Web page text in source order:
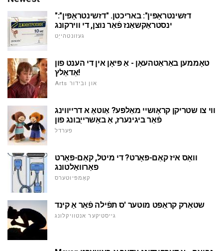
"דזשינטראָפּין": באריכטן. "דזשינטראָפּין":
ינסטראַקשאַנז פֿאַר נוצן, די ווירקונג
געזונטהייַט
טאָממען באַראַטהעאָן - אַ פּיאָן אין די הענט פון
אַדאַלץ!
Arts און ובידור
ווי צו שטריקן קראָושיי מאַלפּע? אַוטאָ א דרייווינג
פֿאַר ביגינערז, אַ באַשרייַבונג פון
פערדל
וואָס איז קאַם-פּאָרט? די מיטל, קאַם-פּאָרט
פאַרוואַלטונג
קאָמפּיוטערס
שטאַרק קראַפט מוטער 'ס תּפֿילה פֿאַר אַ קינד
גייסטיקער אנטוויקלונג